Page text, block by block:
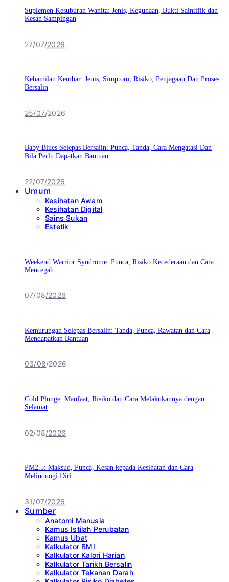
Suplemen Kesuburan Wanita: Jenis, Kegunaan, Bukti Saintifik dan
Kesan Sampingan
27/07/2026
Kehamilan Kembar: Jenis, Simptom, Risiko, Penjagaan Dan Proses
Bersalin
25/07/2026
Baby Blues Selepas Bersalin: Punca, Tanda, Cara Mengatasi Dan
Bila Perlu Dapatkan Bantuan
22/07/2026
Umum
Kesihatan Awam
Kesihatan Digital
Sains Sukan
Estetik
Weekend Warrior Syndrome: Punca, Risiko Kecederaan dan Cara
Mencegah
07/08/2026
Kemurungan Selepas Bersalin: Tanda, Punca, Rawatan dan Cara
Mendapatkan Bantuan
03/08/2026
Cold Plunge: Manfaat, Risiko dan Cara Melakukannya dengan
Selamat
02/08/2026
PM2.5: Maksud, Punca, Kesan kepada Kesihatan dan Cara
Melindungi Diri
31/07/2026
Sumber
Anatomi Manusia
Kamus Istilah Perubatan
Kamus Ubat
Kalkulator BMI
Kalkulator Kalori Harian
Kalkulator Tarikh Bersalin
Kalkulator Tekanan Darah